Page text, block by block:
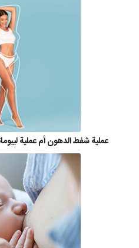
عملية شفط الدهون أم عملية